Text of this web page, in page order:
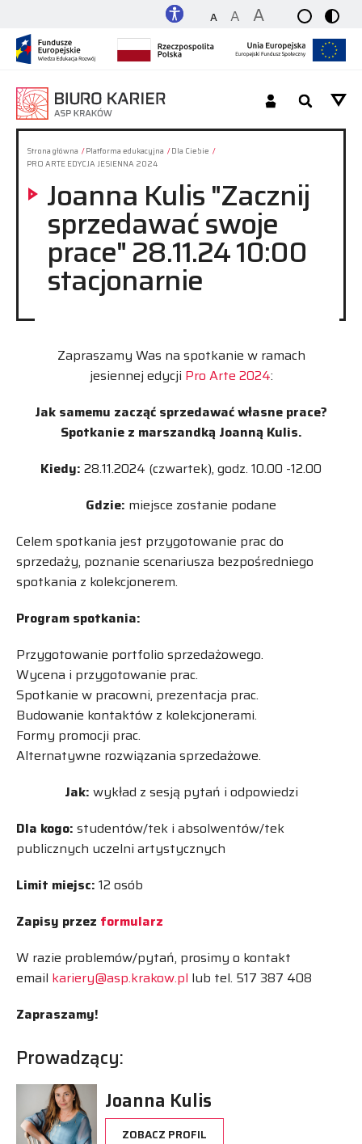
A A A
Dla Pracodawcy
Platforma
Strona główna Platforma edukacyjna
Dla Ciebie
PRO ARTE EDYCJA JESIENNA 2024
Joanna Kulis "Zacznij
sprzedawać swoje
prace" 28.11.24 10:00
stacjonarnie
Zapraszamy Was na spotkanie w ramach
jesiennej edycji Pro Arte 2024:
Jak samemu zacząć sprzedawać własne prace?
Spotkanie z marszandką Joanną Kulis.
Kiedy: 28.11.2024 (czwartek), godz. 10.00 -12.00
Gdzie: miejsce zostanie podane
Celem spotkania jest przygotowanie prac do
sprzedaży, poznanie scenariusza bezpośredniego
spotkania z kolekcjonerem.
Program spotkania:
Przygotowanie portfolio sprzedażowego.
Wycena i przygotowanie prac.
Spotkanie w pracowni, prezentacja prac.
Budowanie kontaktów z kolekcjonerami.
Formy promocji prac.
Alternatywne rozwiązania sprzedażowe.
Jak: wykład z sesją pytań i odpowiedzi
Dla kogo: studentów/tek i absolwentów/tek
publicznych uczelni artystycznych
Limit miejsc: 12 osób
Zapisy przez formularz
W razie problemów/pytań, prosimy o kontakt
email kariery@asp.krakow.pl lub tel. 517 387 408
Zapraszamy!
Prowadzący:
Joanna Kulis
ZOBACZ PROFIL